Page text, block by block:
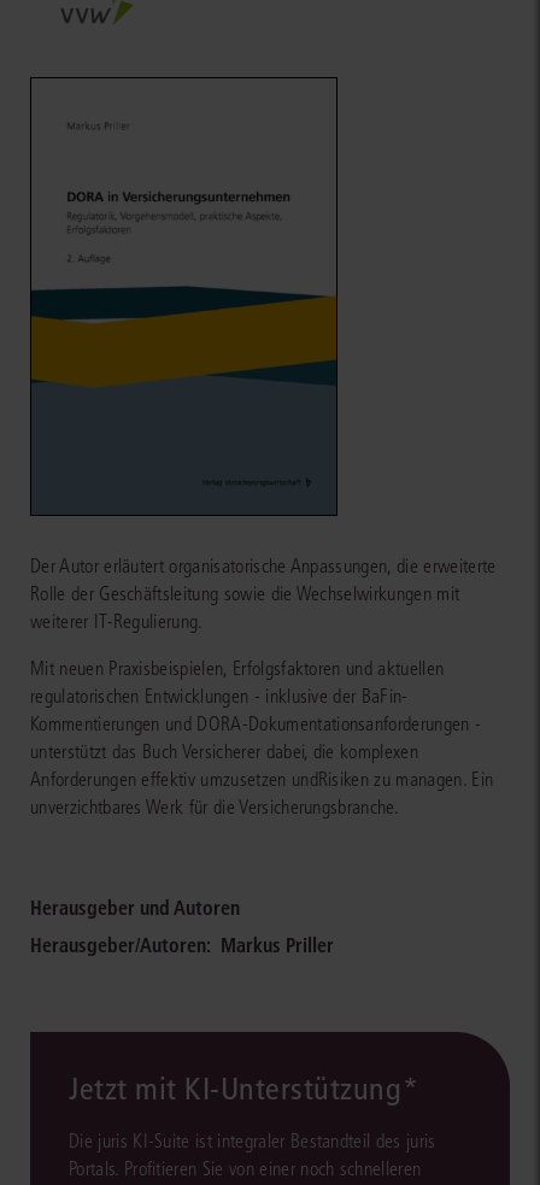
Der Autor erläutert organisatorische Anpassungen, die erweiterte
Rolle der Geschäftsleitung sowie die Wechselwirkungen mit
weiterer IT-Regulierung.
Mit neuen Praxisbeispielen, Erfolgsfaktoren und aktuellen
regulatorischen Entwicklungen - inklusive der BaFin-
Kommentierungen und DORA-Dokumentationsanforderungen -
unterstützt das Buch Versicherer dabei, die komplexen
Anforderungen effektiv umzusetzen undRisiken zu managen. Ein
unverzichtbares Werk für die Versicherungsbranche.
Herausgeber und Autoren
Herausgeber/Autoren: Markus Priller
Jetzt mit KI-Unterstützung*
Die juris KI-Suite ist integraler Bestandteil des juris
Portals. Profitieren Sie von einer noch schnelleren